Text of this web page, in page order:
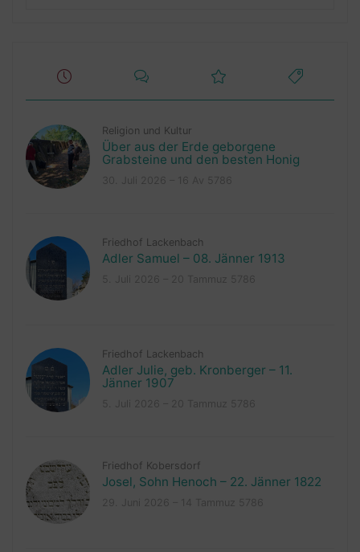
Religion und Kultur
Über aus der Erde geborgene
Grabsteine und den besten Honig
Friedhof Lackenbach
Adler Samuel – 08. Jänner 1913
Friedhof Lackenbach
Adler Julie, geb. Kronberger – 11.
Jänner 1907
Friedhof Kobersdorf
Josel, Sohn Henoch – 22. Jänner 1822